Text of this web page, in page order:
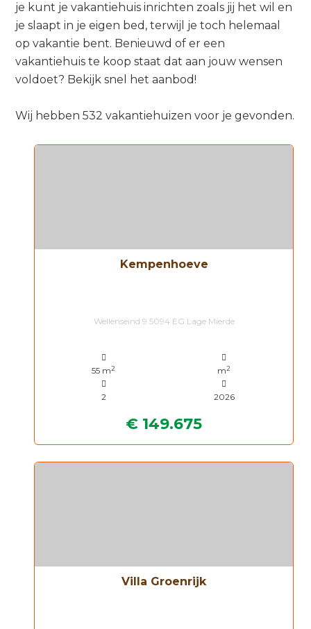
je kunt je vakantiehuis inrichten zoals jij het wil en
je slaapt in je eigen bed, terwijl je toch helemaal
op vakantie bent. Benieuwd of er een
vakantiehuis te koop staat dat aan jouw wensen
voldoet? Bekijk snel het aanbod!
Wij hebben 532 vakantiehuizen voor je gevonden.
Kempenhoeve
Wellenseind 9 5094 EG Lage Mierde
55 m2 m2
2 2026
€ 149.675
Villa Groenrijk